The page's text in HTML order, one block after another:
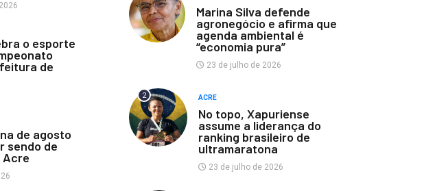
o esporte
de
de agosto
sendo de
Acre
Marina Silva defende
agronegócio e afirma que
agenda ambiental é
“economia pura”
23 de julho de 2026
2 ACRE
No topo, Xapuriense
assume a liderança do
ranking brasileiro de
ultramaratona
23 de julho de 2026